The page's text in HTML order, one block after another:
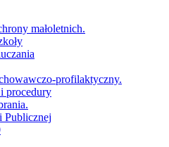
małoletnich.
profilaktyczny.
procedury
Publicznej